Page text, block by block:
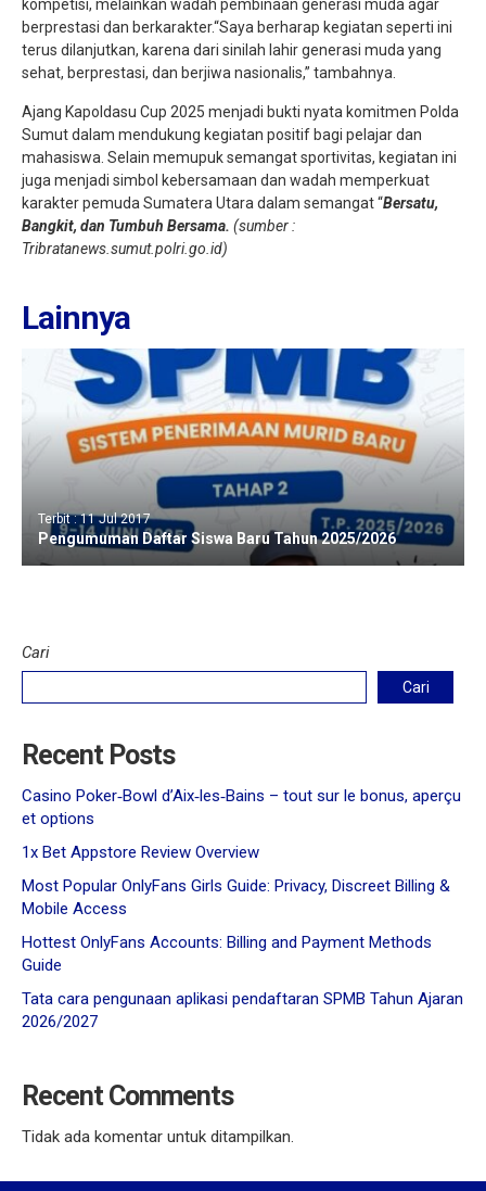
kompetisi, melainkan wadah pembinaan generasi muda agar
berprestasi dan berkarakter.“Saya berharap kegiatan seperti ini
terus dilanjutkan, karena dari sinilah lahir generasi muda yang
sehat, berprestasi, dan berjiwa nasionalis,” tambahnya.
Ajang Kapoldasu Cup 2025 menjadi bukti nyata komitmen Polda
Sumut dalam mendukung kegiatan positif bagi pelajar dan
mahasiswa. Selain memupuk semangat sportivitas, kegiatan ini
juga menjadi simbol kebersamaan dan wadah memperkuat
karakter pemuda Sumatera Utara dalam semangat “Bersatu,
Bangkit, dan Tumbuh Bersama. (sumber :
Tribratanews.sumut.polri.go.id)
Lainnya
Terbit : 11 Jul 2017
Pengumuman Daftar Siswa Baru Tahun 2025/2026
Cari
Cari
Recent Posts
Casino Poker‑Bowl d’Aix‑les‑Bains – tout sur le bonus, aperçu
et options
1x Bet Appstore Review Overview
Most Popular OnlyFans Girls Guide: Privacy, Discreet Billing &
Mobile Access
Hottest OnlyFans Accounts: Billing and Payment Methods
Guide
Tata cara pengunaan aplikasi pendaftaran SPMB Tahun Ajaran
2026/2027
Recent Comments
Tidak ada komentar untuk ditampilkan.